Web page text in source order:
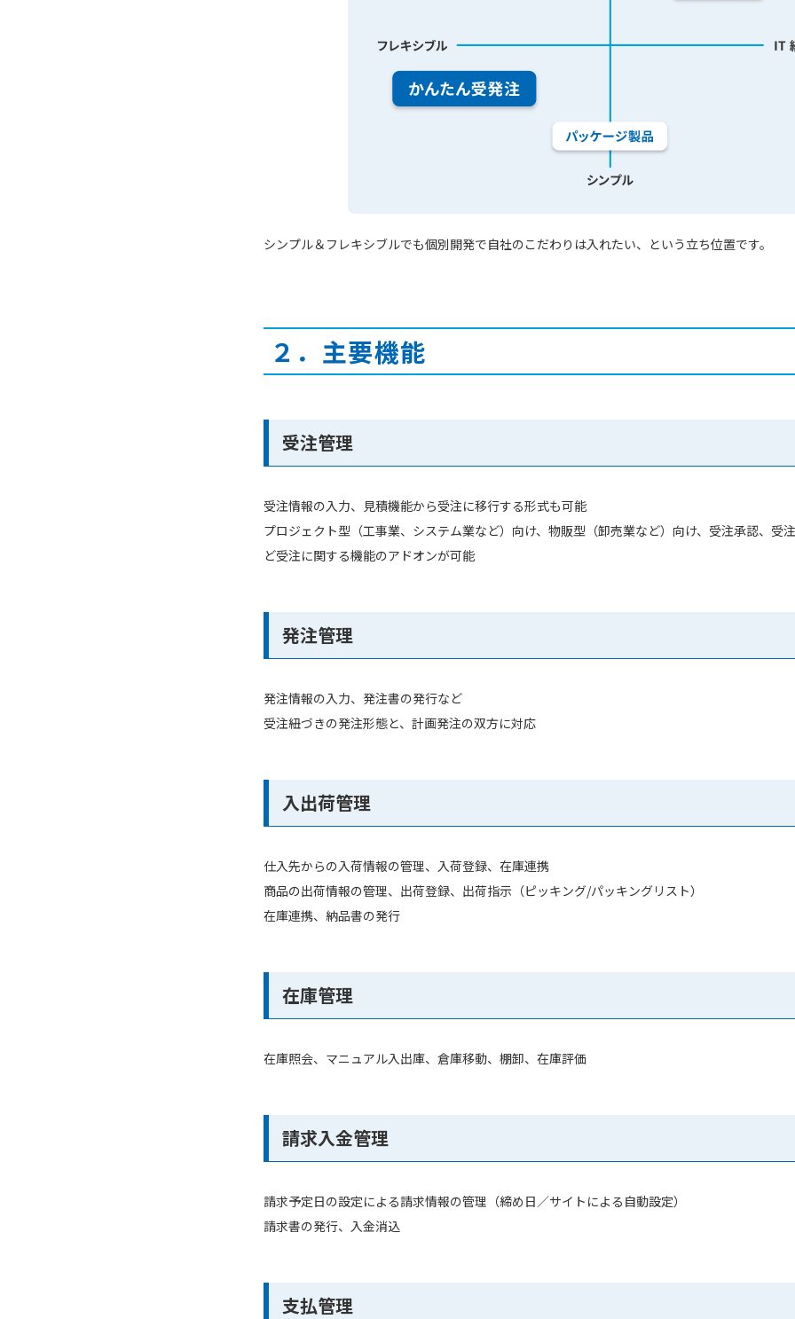
シンプル＆フレキシブルでも個別開発で自社のこだわりは入れたい、という立ち位置です。
２．主要機能
受注管理
受注情報の入力、見積機能から受注に移行する形式も可能
プロジェクト型（工事業、システム業など）向け、物販型（卸売業など）向け、受注承認、受
ど受注に関する機能のアドオンが可能
発注管理
発注情報の入力、発注書の発行など
受注紐づきの発注形態と、計画発注の双方に対応
入出荷管理
仕入先からの入荷情報の管理、入荷登録、在庫連携
商品の出荷情報の管理、出荷登録、出荷指示（ピッキング/パッキングリスト）
在庫連携、納品書の発行
在庫管理
在庫照会、マニュアル入出庫、倉庫移動、棚卸、在庫評価
請求入金管理
請求予定日の設定による請求情報の管理（締め日／サイトによる自動設定）
請求書の発行、入金消込
支払管理